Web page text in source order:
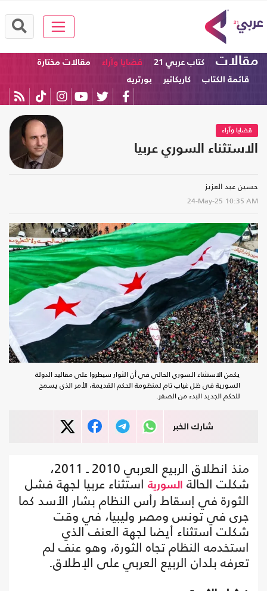
مقالات كتاب عربي 21 قضايا وآراء
مقالات مختارة
قائمة الكتاب
كاريكاتير بورتريه
قضايا وآراء
الاستثناء السوري عربيا
حسين عبد العزيز
24-May-25 10:35 AM
يكمن الاستثناء السوري الحالي في أن الثوار سيطروا على مقاليد الدولة
السورية في ظل غياب تام لمنظومة الحكم القديمة، الأمر الذي يسمح
للحكم الجديد البدء من الصفر.
شارك الخبر
منذ انطلاق الربيع العربي 2010 ـ 2011،
شكلت الحالة السورية استثناء عربيا لجهة فشل
الثورة في إسقاط رأس النظام بشار الأسد كما
جرى في تونس ومصر وليبيا، في وقت
شكلت استثناء أيضا لجهة العنف الذي
استخدمه النظام تجاه الثورة، وهو عنف لم
تعرفه بلدان الربيع العربي على الإطلاق.